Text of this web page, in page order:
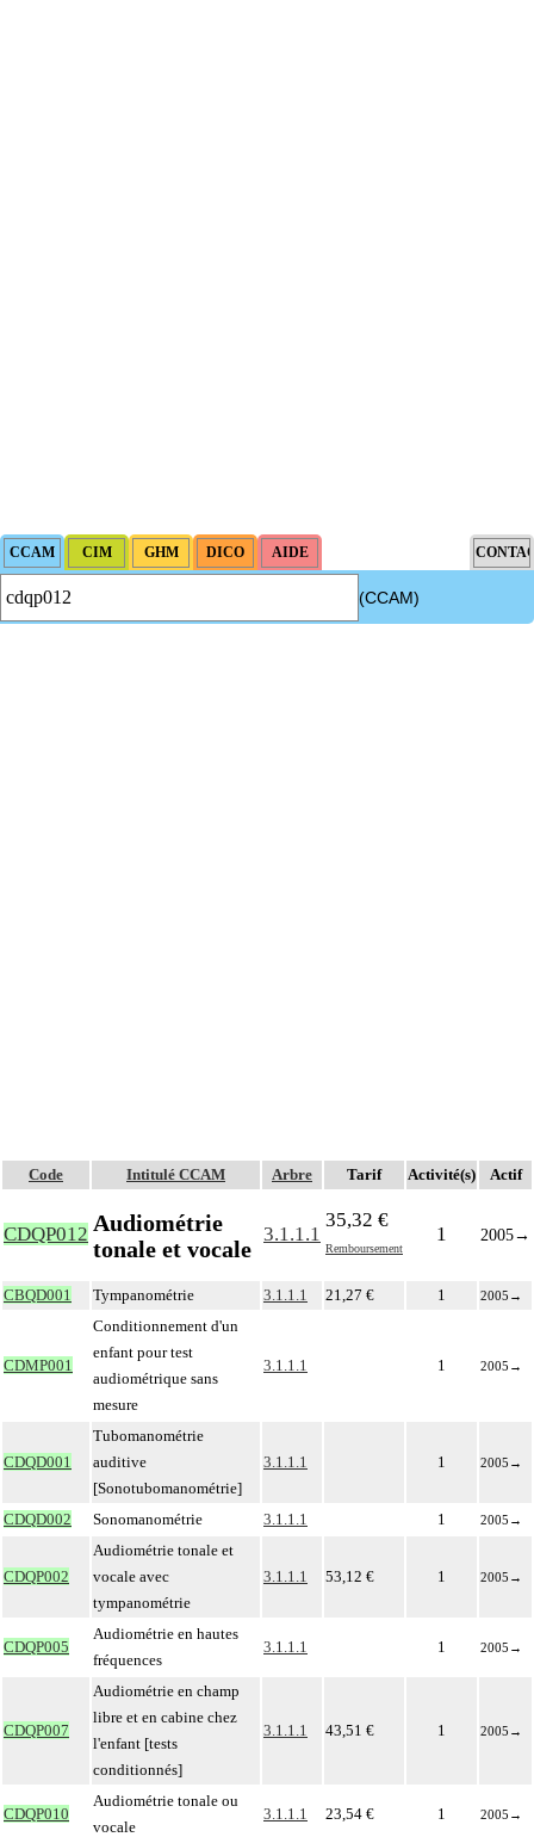
(CCAM)
Code Intitulé CCAM Arbre Tarif Activité(s) Actif
CDQP012 Audiométrie
tonale et vocale
3.1.1.1
35,32 €
Remboursement
1 2005→
CBQD001 Tympanométrie 3.1.1.1 21,27 € 1 2005 →
CDMP001
Conditionnement d'un
enfant pour test
audiométrique sans
mesure
3.1.1.1 1 2005 →
CDQD001
Tubomanométrie
auditive
[Sonotubomanométrie]
3.1.1.1 1 2005 →
CDQD002 Sonomanométrie 3.1.1.1 1 2005 →
CDQP002
Audiométrie tonale et
vocale avec
tympanométrie
3.1.1.1 53,12 € 1 2005 →
CDQP005
Audiométrie en hautes
fréquences
3.1.1.1 1 2005 →
CDQP007
Audiométrie en champ
libre et en cabine chez
l'enfant [tests
conditionnés]
3.1.1.1 43,51 € 1 2005 →
CDQP010
Audiométrie tonale ou
vocale
3.1.1.1 23,54 € 1 2005 →